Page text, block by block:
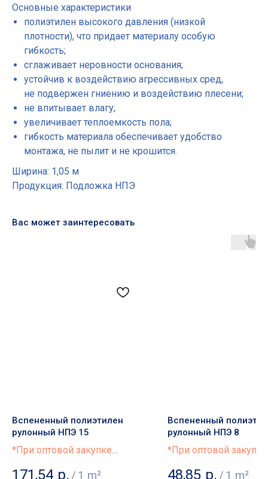
Основные характеристики
полиэтилен высокого давления (низкой
плотности), что придает материалу особую
гибкость;
сглаживает неровности основания;
устойчив к воздействию агрессивных сред,
не подвержен гниению и воздействию плесени;
не впитывает влагу;
увеличивает теплоемкость пола;
гибкость материала обеспечивает удобство
монтажа, не пылит и не крошится.
Ширина: 1,05 м
Продукция: Подложка НПЭ
Вас может заинтересовать
Вспененный полиэтилен
рулонный НПЭ 15
*При оптовой закупке
171,54 р. / 1 m²
Вспененный
рулонный НПЭ 8
*При оптовой закупке
48,85 р. / 1 m²
• Лента для теплого пола
• Лента для стяжки
Подложка
лавсаном